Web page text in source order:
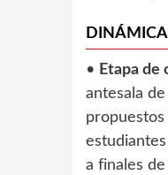
• Etapa
antesala
a finales